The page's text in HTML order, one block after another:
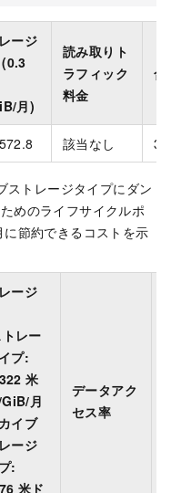
ージ
(0.3
月)
読み取りト
ラフィック
料金
合
該当なし
ストレージタイプにダン
めのライフサイクルポ
節約できるコストを示
ージ
レー
プ:
米
GiB/月
イブ
ージ
:
米ド
データアク
セス率